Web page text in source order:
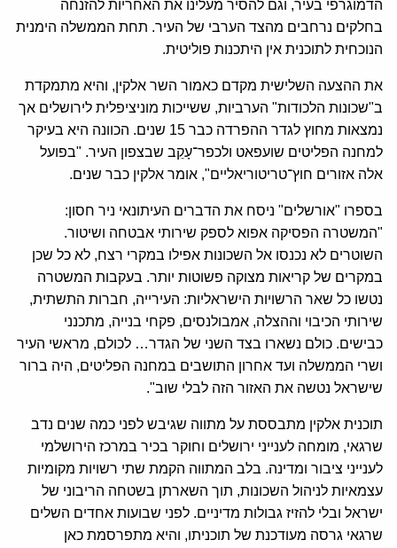
הדמוגרפי בעיר, וגם להסיר מעלינו את האחריות להזנחה
בחלקים נרחבים מהצד הערבי של העיר. תחת הממשלה הימנית
הנוכחית לתוכנית אין היתכנות פוליטית.
את ההצעה השלישית מקדם כאמור השר אלקין, והיא מתמקדת
ב"שכונות הלכודות" הערביות, ששייכות מוניציפלית לירושלים אך
נמצאות מחוץ לגדר ההפרדה כבר 15 שנים. הכוונה היא בעיקר
למחנה הפליטים שועפאט ולכפר־עָקֵב שבצפון העיר. "בפועל
אלה אזורים חוץ־טריטוריאליים", אומר אלקין כבר שנים.
בספרו "אורשלים" ניסח את הדברים העיתונאי ניר חסון:
"המשטרה הפסיקה אפוא לספק שירותי אבטחה ושיטור.
השוטרים לא נכנסו אל השכונות אפילו במקרי רצח, לא כל שכן
במקרים של קריאות מצוקה פשוטות יותר. בעקבות המשטרה
נטשו כל שאר הרשויות הישראליות: העירייה, חברות התשתית,
שירותי הכיבוי וההצלה, אמבולנסים, פקחי בנייה, מתכנני
כבישים. כולם נשארו בצד השני של הגדר… לכולם, מראשי העיר
ושרי הממשלה ועד אחרון התושבים במחנה הפליטים, היה ברור
שישראל נטשה את האזור הזה לבלי שוב".
תוכנית אלקין מתבססת על מתווה שגיבש לפני כמה שנים נדב
שרגאי, מומחה לענייני ירושלים וחוקר בכיר במרכז הירושלמי
לענייני ציבור ומדינה. בלב המתווה הקמת שתי רשויות מקומיות
עצמאיות לניהול השכונות, תוך השארתן בשטחה הריבוני של
ישראל ובלי להזיז גבולות מדיניים. לפני שבועות אחדים השלים
שרגאי גרסה מעודכנת של תוכניתו, והיא מתפרסמת כאן